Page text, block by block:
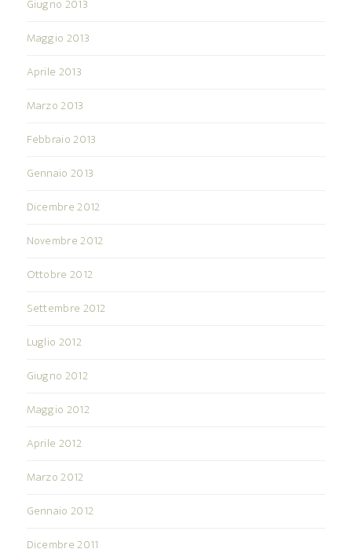
Giugno 2013
Maggio 2013
Aprile 2013
Marzo 2013
Febbraio 2013
Gennaio 2013
Dicembre 2012
Novembre 2012
Ottobre 2012
Settembre 2012
Luglio 2012
Giugno 2012
Maggio 2012
Aprile 2012
Marzo 2012
Gennaio 2012
Dicembre 2011